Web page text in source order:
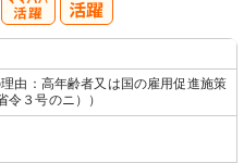
由：高年齢者又は国の雇用促進施策
令３号のニ））